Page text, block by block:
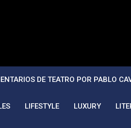
DE TEATRO POR PABLO
LIFESTYLE LUXURY